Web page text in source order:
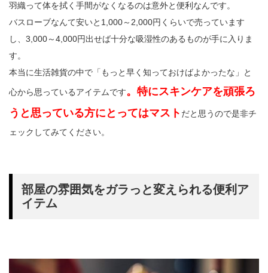
羽織って体を拭く手間がなくなるのは意外と便利なんです。
バスローブなんて安いと1,000～2,000円くらいで売っています
し、3,000～4,000円出せば十分な吸湿性のあるものが手に入りま
す。
本当に生活雑貨の中で「もっと早く知っておけばよかったな」と
心から思っているアイテムです。特にスキンケアを頑張ろ
うと思っている方にとってはマスト だと思うので是非チ
ェックしてみてください。
部屋の雰囲気をガラっと変えられる便利ア
イテム